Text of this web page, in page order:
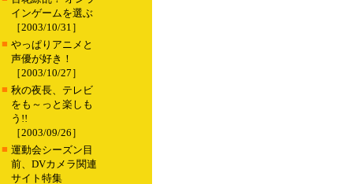
インゲームを選ぶ
［2003/10/31］
■ やっぱりアニメと
声優が好き！
［2003/10/27］
■ 秋の夜長、テレビ
をも～っと楽しも
う!!
［2003/09/26］
■ 運動会シーズン目
前、DVカメラ関連
サイト特集